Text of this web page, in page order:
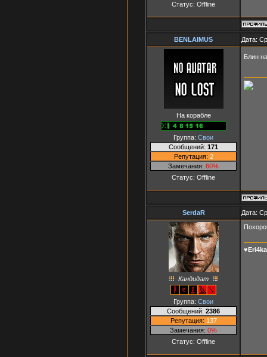
Статус: Offline
BENLAIMUS Дата:
На корабле
Группа: Свои
Сообщений: 171
Репутация: 2
Замечания: 60%
Статус: Offline
Блин
SerdaR Дата:
Кандидат
Группа: Свои
Сообщений: 2386
Репутация: 137
Замечания: 0%
Статус: Offline